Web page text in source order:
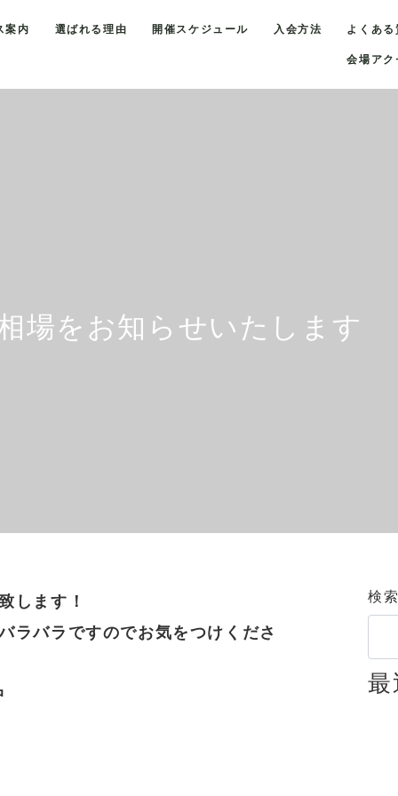
案内 選ばれる理由 開催スケジュール 入会方法 よくある
会場アク
場をお知らせいたします
します！
ラバラですのでお気をつけくださ
検
最